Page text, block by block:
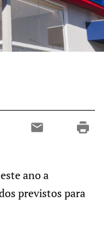
ano a
previstos para